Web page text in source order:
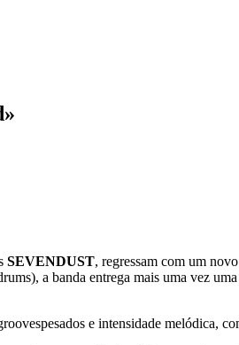
SEVENDUST, regressam com um
a banda entrega mais uma vez
e intensidade melódica,